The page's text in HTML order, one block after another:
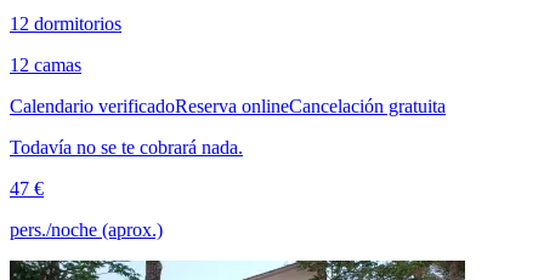
12 dormitorios
12 camas
Calendario verificadoReserva onlineCancelación gratuita
Todavía no se te cobrará nada.
47 €
pers./noche (aprox.)